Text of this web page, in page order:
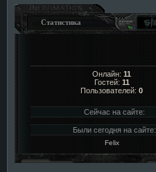
Статистика
Онлайн: 11
Гостей: 11
Пользователей: 0
Сейчас на сайте:
Были сегодня на сайте:
Felix